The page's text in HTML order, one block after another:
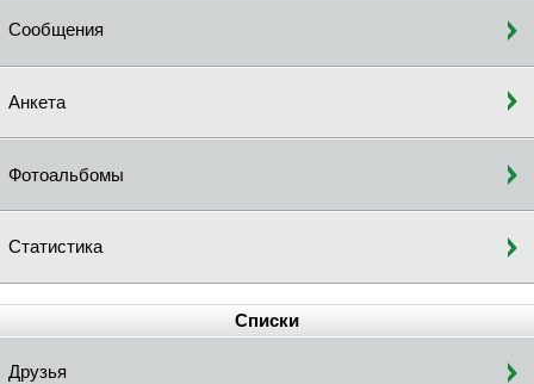
Сообщения
Анкета
Фотоальбомы
Статистика
Списки
Друзья